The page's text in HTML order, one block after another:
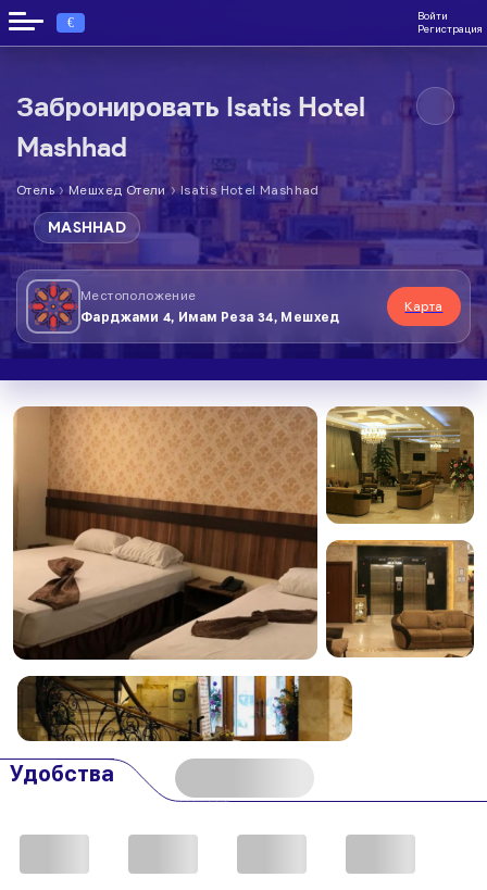
€
Войти
Регистрация
Забронировать Isatis Hotel
Mashhad
Отель › Мешхед Отели › Isatis Hotel Mashhad
MASHHAD
Местоположение
Фарджами 4, Имам Реза 34, Мешхед
Карта
Удобства